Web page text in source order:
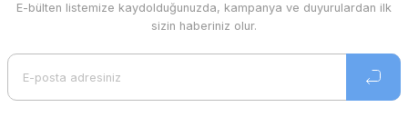
E-bülten listemize kaydolduğunuzda, kampanya ve duyurulardan ilk
sizin haberiniz olur.